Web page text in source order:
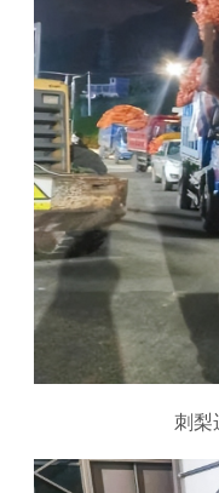
刺梨